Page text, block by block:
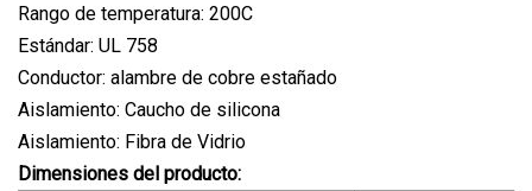
Rango de temperatura: 200C
Estándar: UL 758
Conductor: alambre de cobre estañado
Aislamiento: Caucho de silicona
Aislamiento: Fibra de Vidrio
Dimensiones del producto: